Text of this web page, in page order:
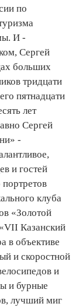
по
И -
Сергей
больших
тридцати
пятнадцати
лет
Сергей
-
и гостей
клуба
«Золотой
Казанский
в объективе
и скоростной
и
и бурные
лучший миг